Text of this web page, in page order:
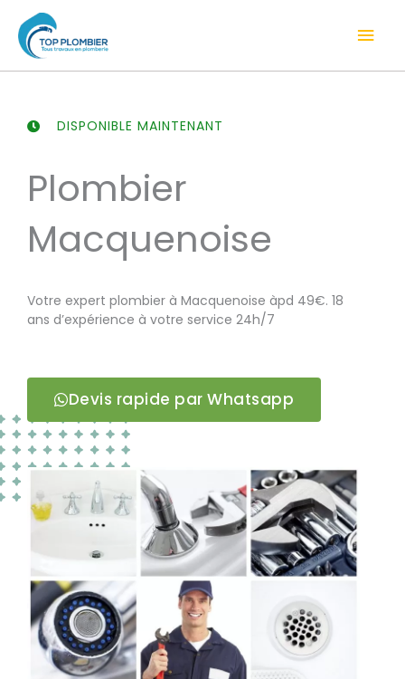
contenu
DISPONIBLE MAINTENANT
Plombier
Macquenoise
Votre expert plombier à Macquenoise àpd 49€. 18
ans d’expérience à votre service 24h/7
Devis rapide par Whatsapp